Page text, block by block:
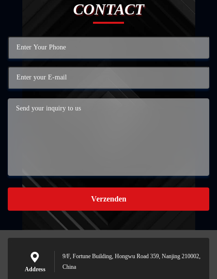
CONTACT
Verzenden
Address
9/F, Fortune Building, Hongwu Road 359, Nanjing 210002,
China